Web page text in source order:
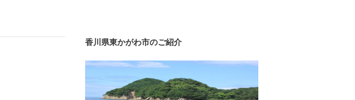
香川県東かがわ市のご紹介